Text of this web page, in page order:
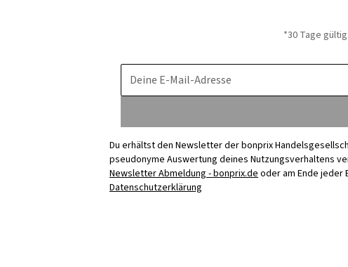
*30 Tage
Deine E-Mail-Adresse
Du erhältst den Newsletter der bonprix
pseudonyme Auswertung deines Nutzungsverhaltens
Newsletter Abmeldung - bonprix.deoder am Ende jeder
Datenschutzerklärung